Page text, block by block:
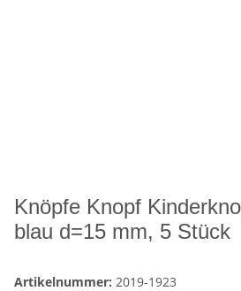
Knöpfe Knopf
blau d=15 mm, 5 Stück
Artikelnummer: 2019-1923